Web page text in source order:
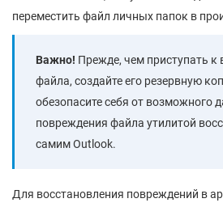
переместить файл личных папок в
Важно! Прежде, чем приступать к
файла, создайте его резервную
обезопасите себя от возможного
повреждения файла утилитой
самим Outlook.
Для восстановления повреждений в